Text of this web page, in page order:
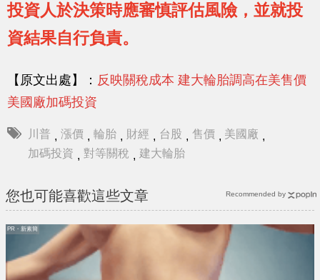
投資人於決策時應審慎評估風險，並就投
資結果自行負責。
【原文出處】： 反映關稅成本 建大輪胎調高在美售價
美國廠加碼投資
川普 , 漲價 , 輪胎 , 財經 , 台股 , 售價 , 美國廠 ,
加碼投資 , 對等關稅 , 建大輪胎
您也可能喜歡這些文章
PR・新素簡
Recommended by